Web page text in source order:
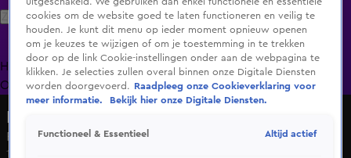
Zoeken
HomeUitzending Gemist Programma's De Bondgenoten
OranjezomerLivestreamsShop
Fans Vitesse diep teleurgesteld na kwijtraken proflicentie
11 juli 2025, 00:33
cookies om de website goed te laten functioneren en veilig te
houden. Je kunt dit menu op ieder moment opnieuw openen
om je keuzes te wijzigen of om je toestemming in te trekken
door op de link Cookie-instellingen onder aan de webpagina te
klikken. Je selecties zullen overal binnen onze Digitale Diensten
worden doorgevoerd.
Raadpleeg onze Cookieverklaring voor
meer informatie.
Bekijk hier onze Digitale Diensten.
Functioneel & Essentieel Altijd actief